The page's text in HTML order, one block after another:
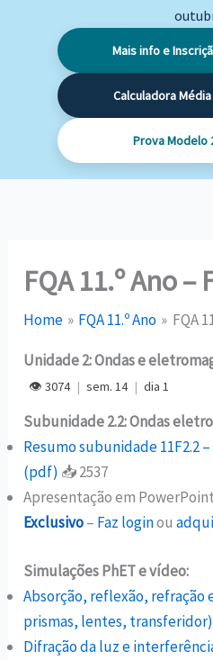
Mais info e
Calculadora
Prova Modelo
FQA 11.º Ano –
Home FQA 11.º Ano FQA
Unidade 2: Ondas e
👁 3074 | sem. 14 | dia 1
Subunidade 2.2: Ondas
Resumo subunidade 11F2.2
(pdf) 📥 2537
Apresentação em
Exclusivo– Faz loginou
Simulações PhET e vídeo:
Absorção, reflexão, refração
prismas, lentes, transferidor)
Difração da luz e